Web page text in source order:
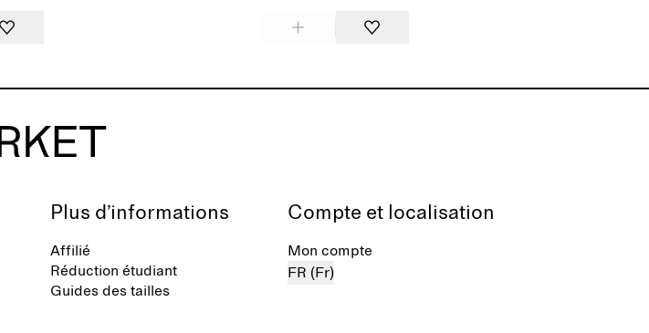
Plus d’informations
Affilié
Réduction étudiant
Guides des tailles
Compte et localisation
Mon compte
FR (Fr)